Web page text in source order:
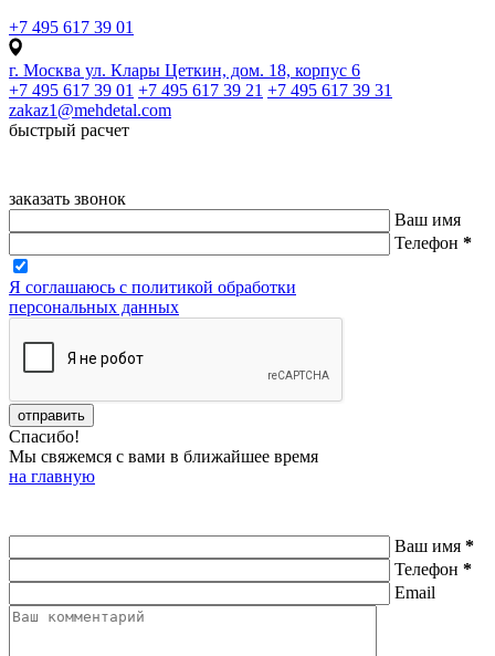
+7 495 617 39 01
г. Москва ул. Клары Цеткин, дом. 18, корпус 6
+7 495 617 39 01 +7 495 617 39 21 +7 495 617 39 31
zakaz1@mehdetal.com
быстрый расчет
заказать звонок
Ваш имя
Телефон *
Я соглашаюсь с политикой обработки
персональных данных
Спасибо!
Мы свяжемся с вами в ближайшее время
на главную
Ваш имя *
Телефон *
Email